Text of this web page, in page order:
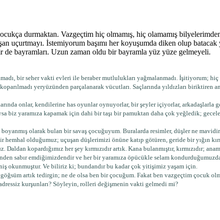
durmaktan. Vazgeçtim hiç olmamış, hiç olamamış
uçurtmayı. İstemiyorum başımı her koyuşumda diken olup
de bayramları. Uzun zaman oldu bir bayramla yüz yüze gelmeyeli.
bir seher vakti evleri ile beraber mutlulukları yağmalanmadı. İşitiyorum;
yeryüzünden parçalanarak vücutları. Saçlarında yıldızları
onlar, kendilerine has oyunlar oynuyorlar, bir şeyler içiyorlar, arkadaşlarla
biz yaramıza kapamak için dahi bir taşı bir pamuktan daha çok yeğledik;
olarak bulan bir savaş çocuğuyum. Buralarda resimler, düşler ne
olduğumuz; uçuşan düşlerimizi önüne katıp götüren, geride bir yığın
kopardığımız her şey kırmızıdır artık. Kana bulanmıştır, kırmızıdır;
sabır emdiğimizdendir ve her bir yaramıza öpücükle selam
okunmuştur. Ve biliriz ki; bundandır bu kadar çok yitişimiz yaşam için.
artık tedirgin; ne de olsa ben bir çocuğum. Fakat ben vazgeçtim çocuk
kurşunları? Söyleyin, rolleri değişmenin vakti gelmedi mi?